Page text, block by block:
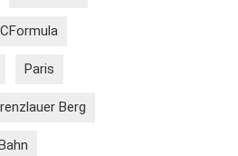
Paris
Berg